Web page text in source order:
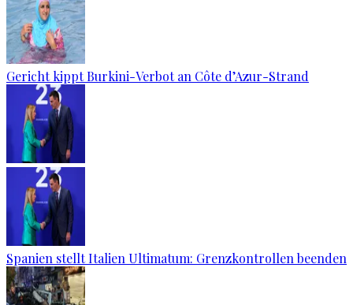
Gericht kippt Burkini-Verbot an Côte d’Azur-Strand
Spanien stellt Italien Ultimatum: Grenzkontrollen beenden